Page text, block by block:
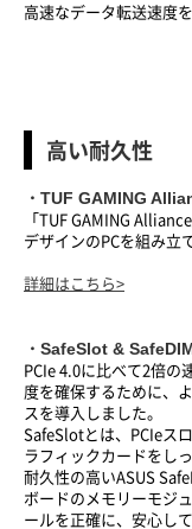
高速なデータ転送速度
高い耐久性
・TUF GAMING
「TUF GAMING
デザインのPCを組み立
詳細はこちら>
・​SafeSlot &
PCIe 4.0に比べて2倍の
度を確保するために、
スを導入しました。
SafeSlotとは、PCIeス
ラフィックカードをし
耐久性の高いASUS
ボードのメモリーモジ
ールを正確に、安心し